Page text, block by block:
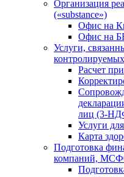
Организация
(«substance»)
Офис на
Офис на
Услуги,
Расчет
лиц (3-
Услуги
Карта
Подготовка
компаний,